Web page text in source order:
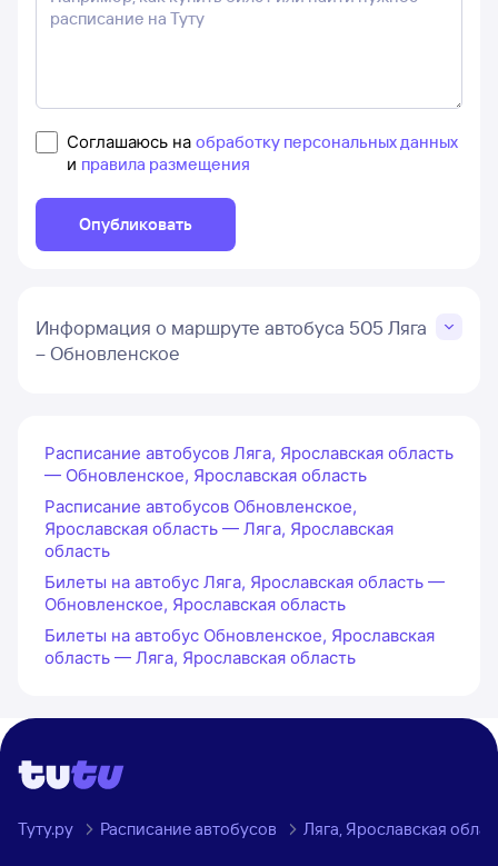
Соглашаюсь на обработку персональных данных
и правила размещения
Опубликовать
Информация о маршруте автобуса 505 Ляга
– Обновленское
Расписание автобусов Ляга, Ярославская область
— Обновленское, Ярославская область
Расписание автобусов Обновленское,
Ярославская область — Ляга, Ярославская
область
Билеты на автобус Ляга, Ярославская область —
Обновленское, Ярославская область
Билеты на автобус Обновленское, Ярославская
область — Ляга, Ярославская область
Туту.ру Расписание автобусов Ляга, Ярославская